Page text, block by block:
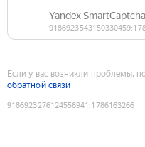
Если у вас возникли проблемы,
обратной связи
9186923276124556941 :1786163266